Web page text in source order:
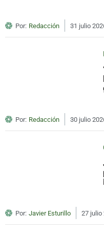
Por: Redacción 31 julio
Por: Redacción 30 julio
Por: Javier Esturillo 27 julio